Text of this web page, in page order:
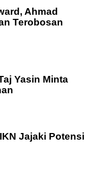
Ahmad
Terobosan
Yasin Minta
Jajaki Potensi